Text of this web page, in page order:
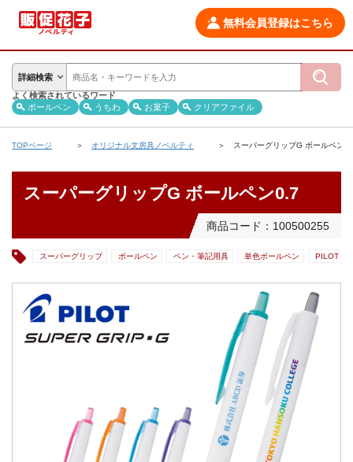
無料会員登録はこちら
詳細検索
よく検索されているワード
ボールペン
うちわ お菓子 クリアファイル
TOPページ オリジナル文房具ノベルティ スーパーグリップG ボールペン
スーパーグリップG ボールペン0.7
商品コード：100500255
スーパーグリップ ボールペン ペン・筆記用具 単色ボールペン PILOT（